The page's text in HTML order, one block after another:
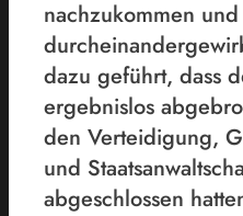
nachzukommen
dazu geführt, dass
ergebnislos
den Verteidigung,
und
abgeschlossen